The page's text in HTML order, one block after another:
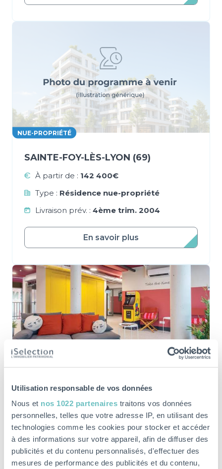
Utilisation responsable de vos données
Nous et nos 1022 partenaires traitons vos données
personnelles, telles que votre adresse IP, en utilisant des
technologies comme les cookies pour stocker et accéder
à des informations sur votre appareil, afin de diffuser des
publicités et du contenu personnalisés, d'effectuer des
mesures de performance des publicités et du contenu,
NUE-PROPRIÉTÉ
SAINTE-FOY-LÈS-LYON (69)
À partir de : 142 400€
Type : Résidence nue-propriété
Livraison prév. : 4ème trim. 2004
En savoir plus
LE HAVRE (76)
À partir de : 77 500€
Type :Résidence étudiante
Livraison prév. :3ème trim. 2026